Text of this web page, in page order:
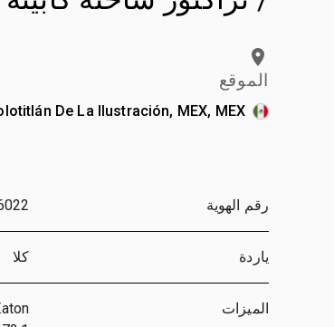
الموقع
De La Ilustración, MEX, MEX
رقم الهوية
ياردة كلا
الميزات